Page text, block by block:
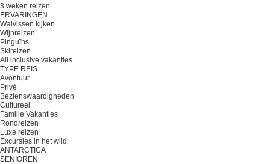
3 weken reizen
ERVARINGEN
Walvissen kijken
Wijnreizen
Pinguïns
Skireizen
All inclusive vakanties
TYPE REIS
Avontuur
Privé
Bezienswaardigheden
Cultureel
Familie Vakanties
Rondreizen
Luxe reizen
Excursies in het wild
ANTARCTICA
SENIOREN